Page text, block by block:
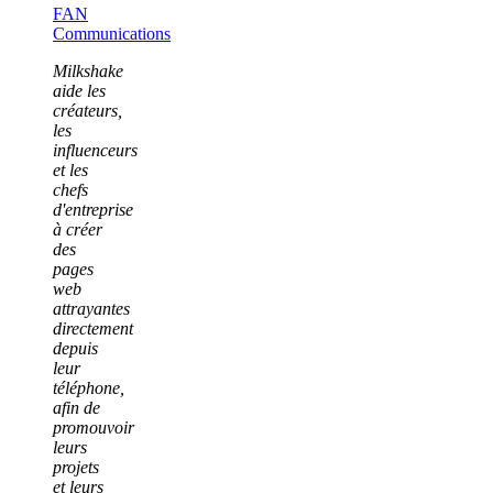
FAN
Communications
Milkshake
aide les
créateurs,
les
influenceurs
et les
chefs
d'entreprise
à créer
des
pages
web
attrayantes
directement
depuis
leur
téléphone,
afin de
promouvoir
leurs
projets
et leurs